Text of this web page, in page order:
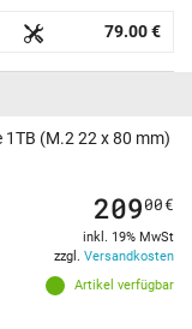
79.00 €
1TB (M.2 22 x 80 mm)
Artikel verfügbar
20900€
inkl. 19% MwSt
zzgl. Versandkosten